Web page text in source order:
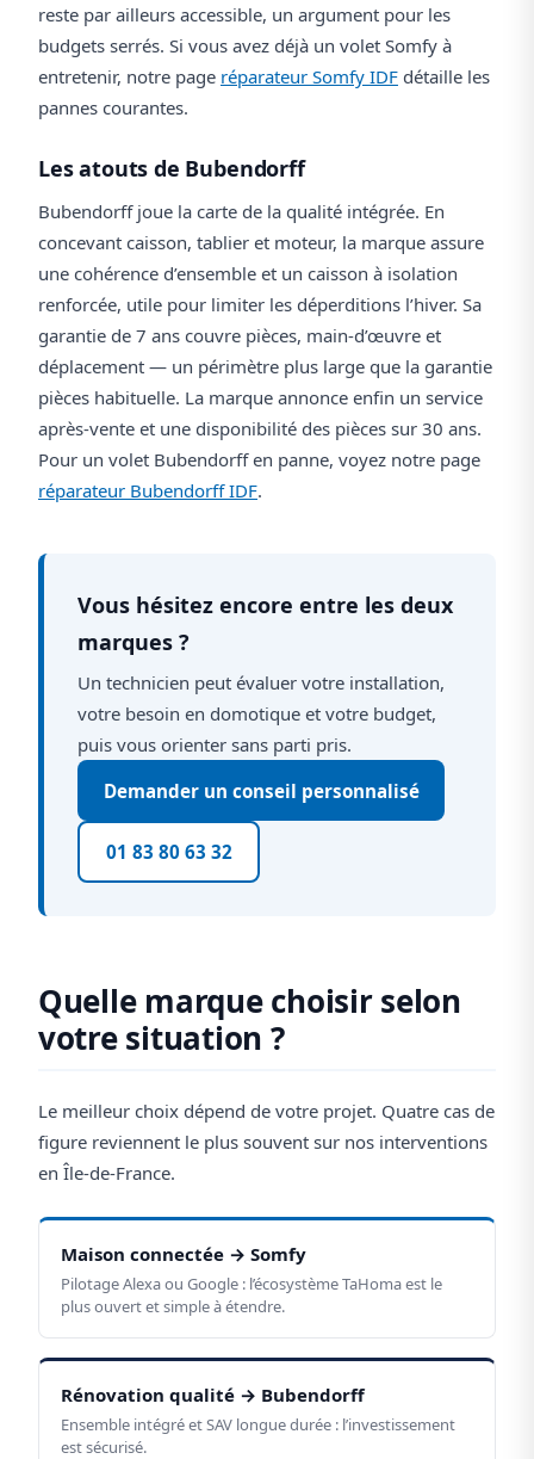
reste par ailleurs accessible, un argument pour les
budgets serrés. Si vous avez déjà un volet Somfy à
entretenir, notre page réparateur Somfy IDF détaille les
pannes courantes.
Les atouts de Bubendorff
Bubendorff joue la carte de la qualité intégrée. En
concevant caisson, tablier et moteur, la marque assure
une cohérence d’ensemble et un caisson à isolation
renforcée, utile pour limiter les déperditions l’hiver. Sa
garantie de 7 ans couvre pièces, main-d’œuvre et
déplacement — un périmètre plus large que la garantie
pièces habituelle. La marque annonce enfin un service
après-vente et une disponibilité des pièces sur 30 ans.
Pour un volet Bubendorff en panne, voyez notre page
réparateur Bubendorff IDF.
Vous hésitez encore entre les deux
marques ?
Un technicien peut évaluer votre installation,
votre besoin en domotique et votre budget,
puis vous orienter sans parti pris.
Demander un conseil personnalisé
01 83 80 63 32
Quelle marque choisir selon
votre situation ?
Le meilleur choix dépend de votre projet. Quatre cas de
figure reviennent le plus souvent sur nos interventions
en Île-de-France.
Maison connectée → Somfy
Pilotage Alexa ou Google : l’écosystème TaHoma est le
plus ouvert et simple à étendre.
Rénovation qualité → Bubendorff
Ensemble intégré et SAV longue durée : l’investissement
est sécurisé.